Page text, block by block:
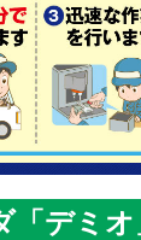
「デミ